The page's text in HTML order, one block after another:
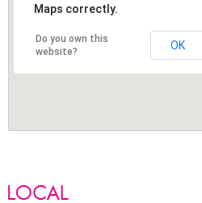
Maps correctly.
Do you own this
website?
OK